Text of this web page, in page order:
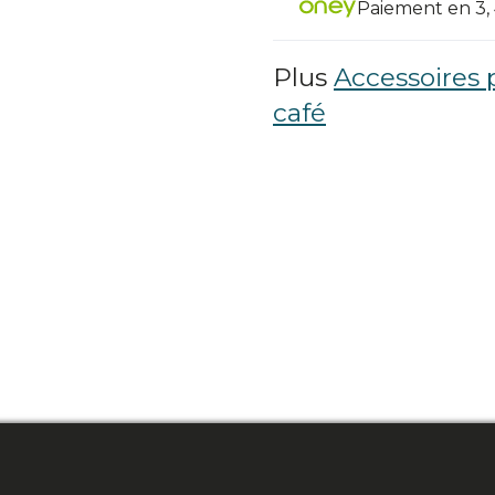
Paiement en 3,
Plus Accessoires
café